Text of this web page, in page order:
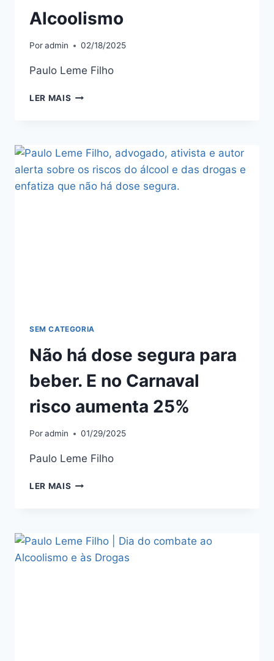
Alcoolismo
Poradmin 02/18/2025
Paulo Leme Filho
LER MAIS
SEM CATEGORIA
Não há dose segura para
beber. E no Carnaval
risco aumenta 25%
Poradmin 01/29/2025
Paulo Leme Filho
LER MAIS